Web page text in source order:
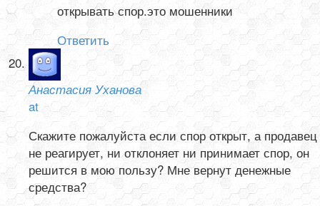
открывать спор.это мошенники
Ответить
Анастасия Уханова
at
Скажите пожалуйста если спор открыт, а продавец
не реагирует, ни отклоняет ни принимает спор, он
решится в мою пользу? Мне вернут денежные
средства?